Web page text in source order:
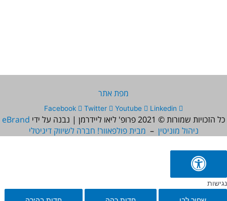
מפת אתר
Facebook Twitter Youtube Linkedin
כל הזכויות שמורות © 2021 פרופ' ליאו ליידרמן | נבנה על ידי eBrand
ניהול מוניטין – מבית פולפאוור! חברה לשיווק דיגיטלי
נגישות